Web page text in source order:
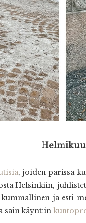
Helmikuu
, joiden parissa
Helsinkiin,
ja esti
sain käyntiin